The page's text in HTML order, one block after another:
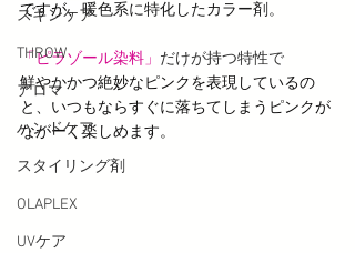
スキンケア
THROW
アロマ
ハンドケア
スタイリング剤
OLAPLEX
UVケア
ですが、暖色系に特化したカラー剤。
「ピラゾール染料」 だけが持つ特性で
鮮やかかつ絶妙なピンクを表現しているの
と、いつもならすぐに落ちてしまうピンクが
ながーく楽しめます。